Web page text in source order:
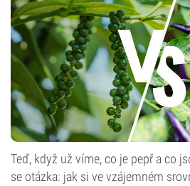
Teď, když už víme, co je pepř a co
se otázka: jak si ve vzájemném